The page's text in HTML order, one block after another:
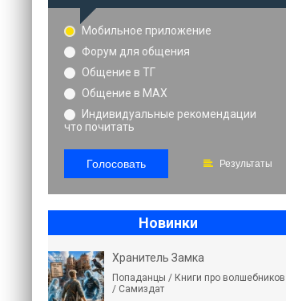
Мобильное приложение
Форум для общения
Общение в ТГ
Общение в MAX
Индивидуальные рекомендации
что почитать
Голосовать Результаты
Новинки
Хранитель Замка
Попаданцы / Книги про волшебников
/ Самиздат